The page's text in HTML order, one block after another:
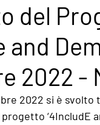
del
and
2022 -
2022 si è
‘4IncludE